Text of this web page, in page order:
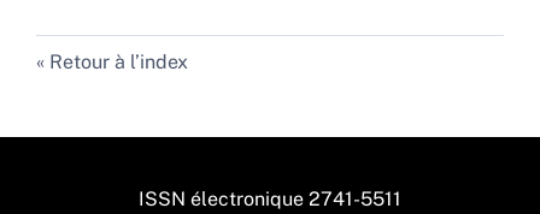
Retour à l’index
ISSN électronique 2741-5511